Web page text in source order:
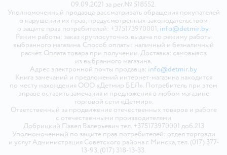
09.09.2021 за рег.№ 518552.
Уполномоченный продавца рассматривать обращения покупателей
о нарушении их прав, предусмотренных законодательством
о защите прав потребителей: +375173970001, info@detmir.by.
Режим работы: заказ круглосуточно, выдача по режиму работы
выбранного магазина. Способ оплаты: наличный и безналичный
расчёт. Оплата товара при получении. Доставка: самовывоз
из выбранного магазина.
Адрес электронной почты продавца: info@detmir.by
Книга замечаний и предложений интернет-магазина находится
по месту нахождения ООО «Детмир БЕЛ». Потребитель при этом
вправе оставить замечания и предложения в любом магазине
торговой сети «Детмир».
Ответственный за продвижение отечественных товаров и работе
с отечественными производителями
Добрицкий Павел Валерьевич тел. +375173970001 доб.213
Уполномоченный по защите прав потребителей: отдел торговли
и услуг Администрация Советского района г. Минска, тел. (017) 377-
13-93, (017) 318-13-33.